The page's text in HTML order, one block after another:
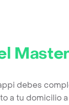
debes
a tu domicilio